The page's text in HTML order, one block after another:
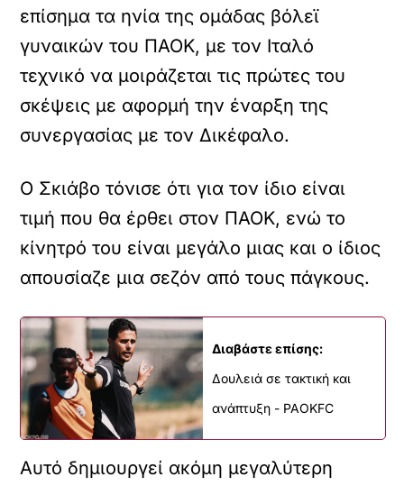
επίσημα τα ηνία της ομάδας βόλεϊ
γυναικών του ΠΑΟΚ, με τον Ιταλό
τεχνικό να μοιράζεται τις πρώτες του
σκέψεις με αφορμή την έναρξη της
συνεργασίας με τον Δικέφαλο.
Ο Σκιάβο τόνισε ότι για τον ίδιο είναι
τιμή που θα έρθει στον ΠΑΟΚ, ενώ το
κίνητρό του είναι μεγάλο μιας και ο ίδιος
απουσίαζε μια σεζόν από τους πάγκους.
Διαβάστε επίσης:
Δουλειά σε τακτική και
ανάπτυξη - PAOKFC
Αυτό δημιουργεί ακόμη μεγαλύτερη